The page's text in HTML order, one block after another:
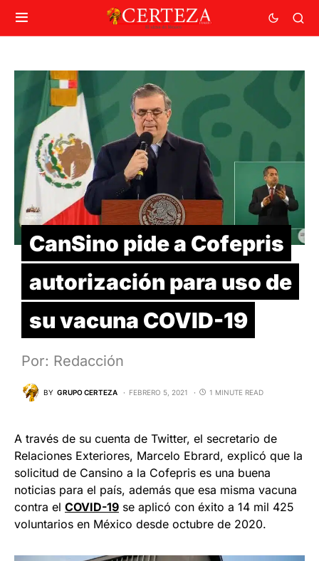
CanSino pide a Cofepris
autorización para uso de
su vacuna COVID-19
Por: Redacción
BY GRUPO CERTEZA FEBRERO 5, 2021 1 MINUTE READ
A través de su cuenta de Twitter, el secretario de
Relaciones Exteriores, Marcelo Ebrard, explicó que la
solicitud de Cansino a la Cofepris es una buena
noticias para el país, además que esa misma vacuna
contra el COVID-19 se aplicó con éxito a 14 mil 425
voluntarios en México desde octubre de 2020.